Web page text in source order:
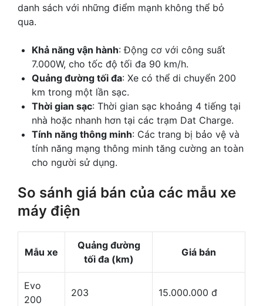
danh sách với những điểm mạnh không thể bỏ
qua.
Khả năng vận hành: Động cơ với công suất
7.000W, cho tốc độ tối đa 90 km/h.
Quảng đường tối đa: Xe có thể di chuyển 200
km trong một lần sạc.
Thời gian sạc: Thời gian sạc khoảng 4 tiếng tại
nhà hoặc nhanh hơn tại các trạm Dat Charge.
Tính năng thông minh: Các trang bị bảo vệ và
tính năng mạng thông minh tăng cường an toàn
cho người sử dụng.
So sánh giá bán của các mẫu xe
máy điện
Mẫu xe
Quảng đường
tối đa (km)
Giá bán
Evo
200
203 15.000.000 đ